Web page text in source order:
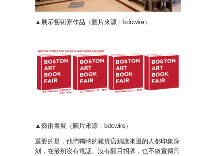
▲展示藝術家作品（圖片來源：bdcwire）
▲藝術書展（圖片來源：bdcwire）
重要的是，他們獨特的雜貨店舖讓來過的人都印象深
刻，在最初沒有電話、沒有醒目招牌，也不做宣傳只